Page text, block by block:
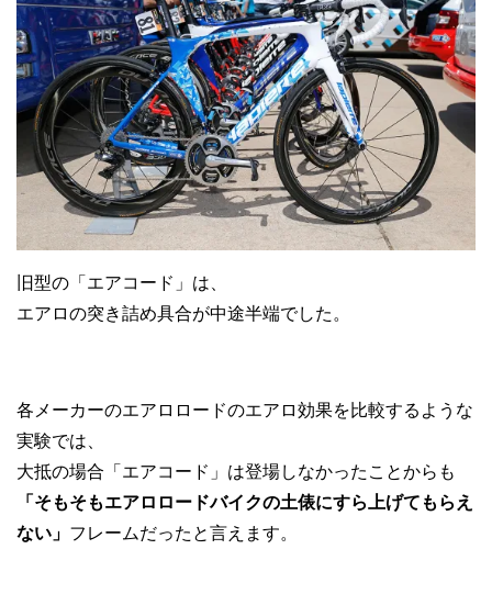
旧型の「エアコード」は、
エアロの突き詰め具合が中途半端でした。
各メーカーのエアロロードのエアロ効果を比較するような
実験では、
大抵の場合「エアコード」は登場しなかったことからも
「そもそもエアロロードバイクの土俵にすら上げてもらえ
ない」 フレームだったと言えます。